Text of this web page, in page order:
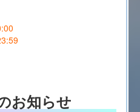
お知らせ